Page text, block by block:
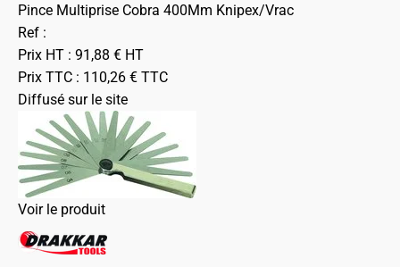
Pince Multiprise Cobra 400Mm Knipex/Vrac
Ref :
Prix HT : 91,88 € HT
Prix TTC : 110,26 € TTC
Diffusé sur le site
Voir le produit